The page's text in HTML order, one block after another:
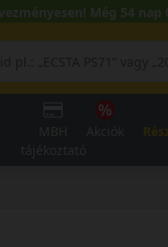
Még 54